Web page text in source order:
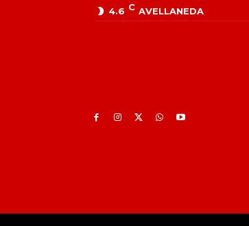
4.6 C AVELLANEDA